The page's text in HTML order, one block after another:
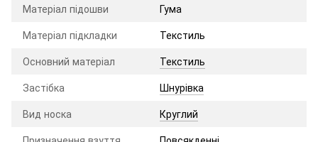
Матеріал підошви
Гума
Матеріал підкладки
Текстиль
Основний матеріал
Текстиль
Застібка
Шнурівка
Вид носка
Круглий